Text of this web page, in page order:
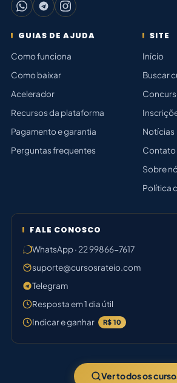
GUIAS DE AJUDA
Como funciona
Como baixar
Acelerador
Recursos da plataforma
Pagamento e garantia
Perguntas frequentes
SITE
Início
Buscar
Notícias
Contato
Sobre
Política
FALE CONOSCO
WhatsApp · 22 99866-7617
suporte@cursosrateio.com
Telegram
Resposta em 1 dia útil
Indicar e ganhar
R$ 10
Ver todos os